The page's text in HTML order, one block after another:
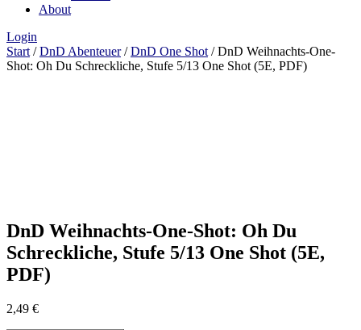
About
Login
Start /DnD Abenteuer/DnD One Shot / DnD Weihnachts-One-
Shot: Oh Du Schreckliche, Stufe 5/13 One Shot (5E, PDF)
DnD Weihnachts-One-Shot: Oh Du
Schreckliche, Stufe 5/13 One Shot (5E,
PDF)
2,49 €